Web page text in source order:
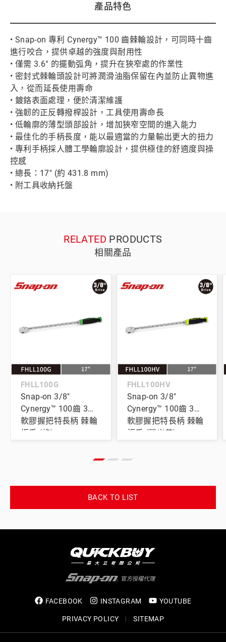
產品特色
• Snap-on 專利 Cynergy™ 100 齒棘輪設計，可同時十齒
進行咬合，提供卓越的強度與耐用性
• 僅需 3.6° 的擺動弧角，提升在狹窄處的作業性
• 密封式棘輪頭設計可將潤滑油脂保留在內並防止異物進
入，從而延長使用壽命
• 鍍鉻表面處理，便於清潔維護
• 強韌的正反轉撥桿設計，工具使用壽命長
• 低輪廓的薄型頭部設計，增加狹窄空間的進入能力
• 最佳化的手柄長度，能以最適當的力量輸出更大的扭力
• 專利手柄採人體工學輪廓設計，提供極佳的舒適度與操
控感
• 總長：17" (約 431.8 mm)
• 附工具收納托盤
RELATED PRODUCTS
相關產品
FHLL100G
Snap-on 3/8"
Cynergy™ 100齒 3分
軟膠握把特長柄 棘輪
扳手 (綠)
FHLL100HV
Snap-on 3/8"
Cynergy™ 100齒 3分
軟膠握把特長柄 棘輪
扳手 (螢光黃)
BACK TO LIST
FACEBOOK INSTAGRAM YOUTUBE
PRIVACY POLICY SITEMAP